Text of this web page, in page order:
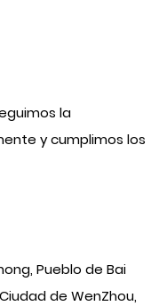
la
y cumplimos los
Pueblo de Bai
de WenZhou,